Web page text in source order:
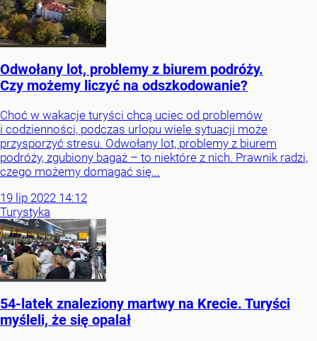
Odwołany lot, problemy z biurem podróży.
Czy możemy liczyć na odszkodowanie?
Choć w wakacje turyści chcą uciec od problemów
i codzienności, podczas urlopu wiele sytuacji może
przysporzyć stresu. Odwołany lot, problemy z biurem
podróży, zgubiony bagaż – to niektóre z nich. Prawnik radzi,
czego możemy domagać się...
19 lip 2022 14:12
Turystyka
54-latek znaleziony martwy na Krecie. Turyści
myśleli, że się opalał